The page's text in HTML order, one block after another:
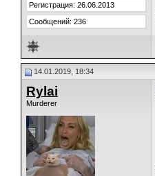
Регистрация: 26.06.2013
Сообщений: 236
14.01.2019, 18:34
Rylai
Murderer